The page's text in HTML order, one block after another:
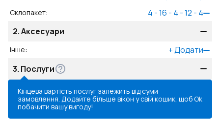
Склопакет:
4 - 16 - 4 - 12 - 4
2.Аксесуари
Інше: +Додати
3. Послуги
Кінцева вартість послуг залежить від суми
замовлення. Додайте більше вікон у свій кошик, щоб
побачити вашу вигоду!
Ok